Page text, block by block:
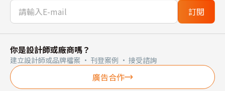
訂閱
你是設計師或廠商嗎？
建立設計師或品牌檔案 · 刊登案例 · 接受諮詢
廣告合作